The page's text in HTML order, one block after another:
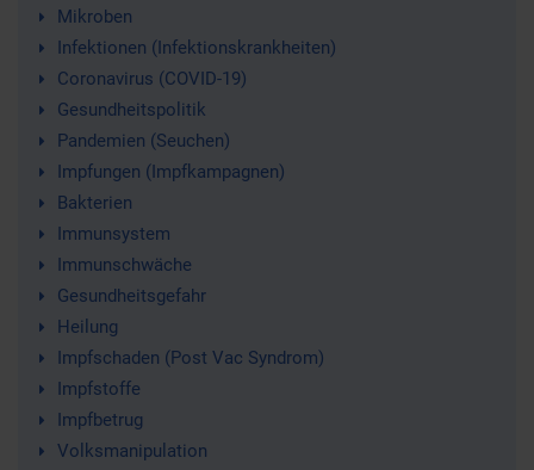
Mikroben
Infektionen (Infektionskrankheiten)
Coronavirus (COVID-19)
Gesundheitspolitik
Pandemien (Seuchen)
Impfungen (Impfkampagnen)
Bakterien
Immunsystem
Immunschwäche
Gesundheitsgefahr
Heilung
Impfschaden (Post Vac Syndrom)
Impfstoffe
Impfbetrug
Volksmanipulation